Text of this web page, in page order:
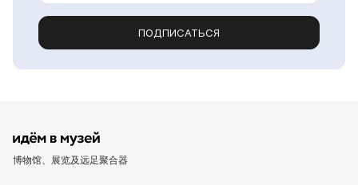
ПОДПИСАТЬСЯ
博物馆、展览及远足聚合器